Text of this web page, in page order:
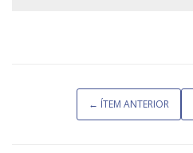
← ÍTEM ANTERIOR